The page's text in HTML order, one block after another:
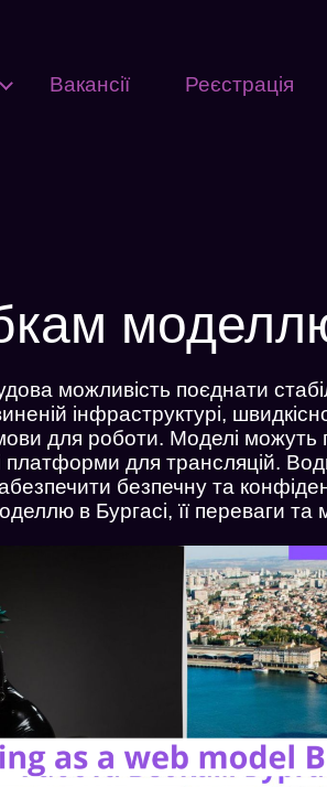
Вакансії Реєстрація
можливість поєднати
інфраструктурі,
для роботи. Моделі можуть
платформи для трансляцій.
безпечну та
в Бургасі, її переваги та